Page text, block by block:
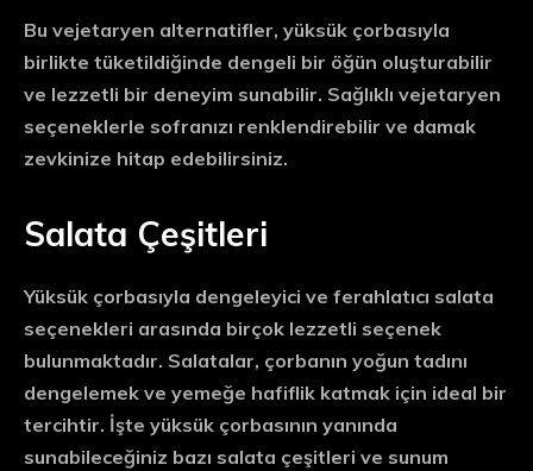
Bu vejetaryen alternatifler, yüksük çorbasıyla
birlikte tüketildiğinde dengeli bir öğün oluşturabilir
ve lezzetli bir deneyim sunabilir. Sağlıklı vejetaryen
seçeneklerle sofranızı renklendirebilir ve damak
zevkinize hitap edebilirsiniz.
Salata Çeşitleri
Yüksük çorbasıyla dengeleyici ve ferahlatıcı salata
seçenekleri arasında birçok lezzetli seçenek
bulunmaktadır. Salatalar, çorbanın yoğun tadını
dengelemek ve yemeğe hafiflik katmak için ideal bir
tercihtir. İşte yüksük çorbasının yanında
sunabileceğiniz bazı salata çeşitleri ve sunum